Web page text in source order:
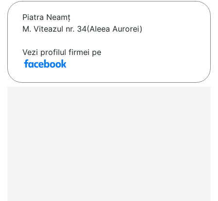
Piatra Neamţ
M. Viteazul nr. 34(Aleea Aurorei)
Vezi profilul firmei pe